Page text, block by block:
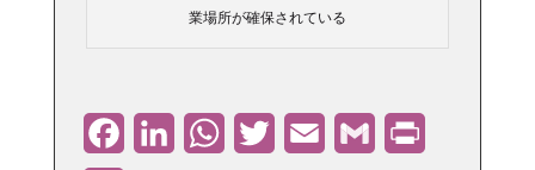
業場所が確保されている
FacebookLinkedInWhatsApp
Twitter Email Gmail